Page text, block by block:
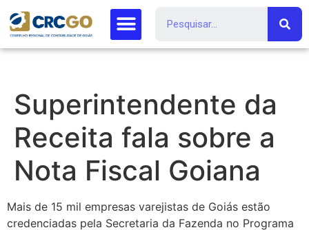
Superintendente da
Receita fala sobre a
Nota Fiscal Goiana
Mais de 15 mil empresas varejistas de Goiás estão
credenciadas pela Secretaria da Fazenda no Programa